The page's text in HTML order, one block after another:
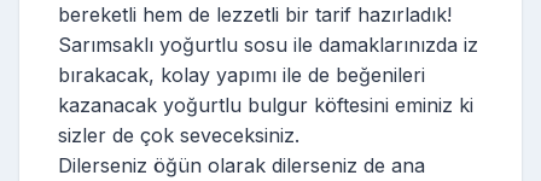
bereketli hem de lezzetli bir tarif hazırladık!
Sarımsaklı yoğurtlu sosu ile damaklarınızda iz
bırakacak, kolay yapımı ile de beğenileri
kazanacak yoğurtlu bulgur köftesini eminiz ki
sizler de çok seveceksiniz.
Dilerseniz öğün olarak dilerseniz de ana